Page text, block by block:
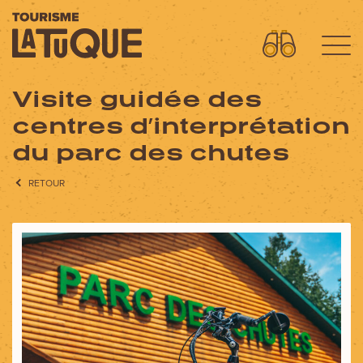
Menu
L'aventure commence ici
OÙ DORMIR?
QUOI FAIRE?
AVENTURES
FORFAITS SPECTACLES
CIRCUITS MOTO
Visite guidée des
centres d’interprétation
du parc des chutes
RETOUR